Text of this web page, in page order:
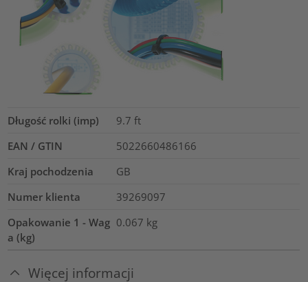
Długość rolki (imp) 9.7 ft
EAN / GTIN
5022660486166
Kraj pochodzenia
GB
Numer klienta
39269097
Opakowanie 1 - Wag
a (kg)
0.067 kg
Więcej informacji